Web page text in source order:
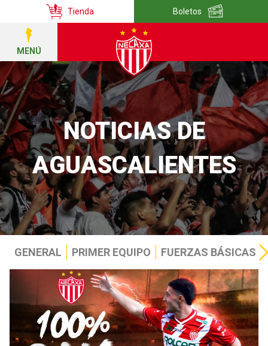
Tienda Boletos
MENÚ
NOTICIAS DE
AGUASCALIENTES
GENERAL PRIMER EQUIPO FUERZAS BÁSICAS